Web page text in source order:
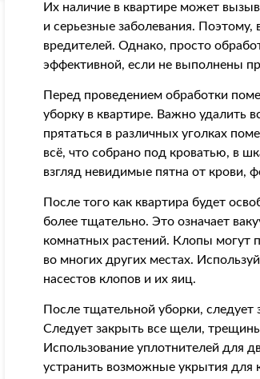
Их наличие в квартире может
и серьезные заболевания.
вредителей. Однако, просто
эффективной, если не выполнены
Перед проведением обработки
уборку в квартире. Важно удалить
прятаться в различных уголках
всё, что собрано под кроватью, в
взгляд невидимые пятна от крови,
После того как квартира будет
более тщательно. Это означает
комнатных растений. Клопы могут
во многих других местах.
насестов клопов и их яиц.
После тщательной уборки,
Следует закрыть все щели,
Использование уплотнителей для
устранить возможные укрытия для